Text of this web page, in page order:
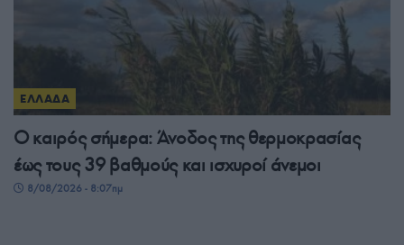
ΕΛΛΑΔΑ
Ο καιρός σήμερα: Άνοδος της θερμοκρασίας
έως τους 39 βαθμούς και ισχυροί άνεμοι
8/08/2026 - 8:07πμ